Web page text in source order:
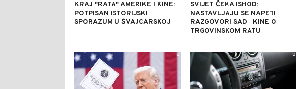
KRAJ "RATA" AMERIKE I KINE:
POTPISAN ISTORIJSKI
SPORAZUM U ŠVAJCARSKOJ
SVIJET ČEKA ISHOD:
NASTAVLJAJU SE NAPETI
RAZGOVORI SAD I KINE O
TRGOVINSKOM RATU
0 0